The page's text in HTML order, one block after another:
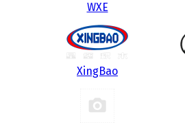
WXE
XingBao